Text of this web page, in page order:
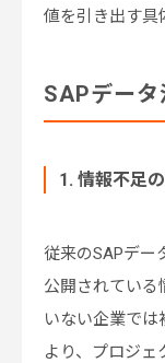
値を引き出す具
SAPデー
1. 情報不足
従来のSAPデー
公開されている
いない企業で
より、プロジ